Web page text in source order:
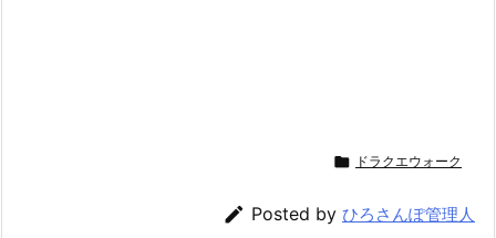
 ドラクエウォーク
 Posted by ひろさんぽ管理人